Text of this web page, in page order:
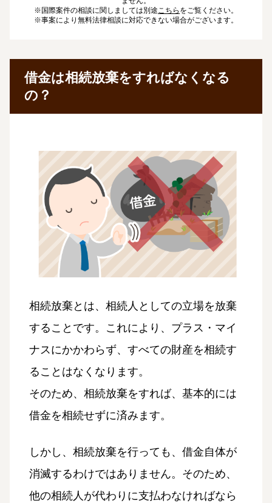
※国際案件の相談に関しましては別途 こちら をご覧ください。
※事案により無料法律相談に対応できない場合がございます。
借金は相続放棄をすればなくなる
の？
相続放棄とは、相続人としての立場を放棄
することです。これにより、プラス・マイ
ナスにかかわらず、すべての財産を相続す
ることはなくなります。
そのため、相続放棄をすれば、基本的には
借金を相続せずに済みます。
しかし、相続放棄を行っても、借金自体が
消滅するわけではありません。そのため、
他の相続人が代わりに支払わなければなら